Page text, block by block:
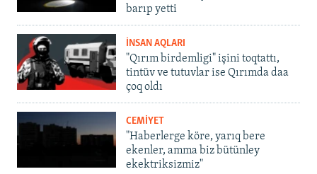
barıp yetti
İNSAN AQLARI
"Qırım birdemligi" işini toqtattı,
tintüv ve tutuvlar ise Qırımda daa
çoq oldı
CEMİYET
"Haberlerge köre, yarıq bere
ekenler, amma biz bütünley
ekektriksizmiz"